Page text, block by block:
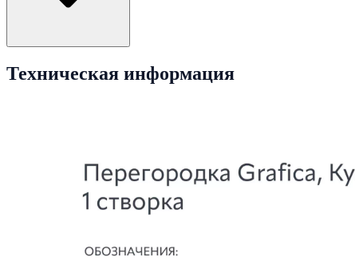
Техническая информация